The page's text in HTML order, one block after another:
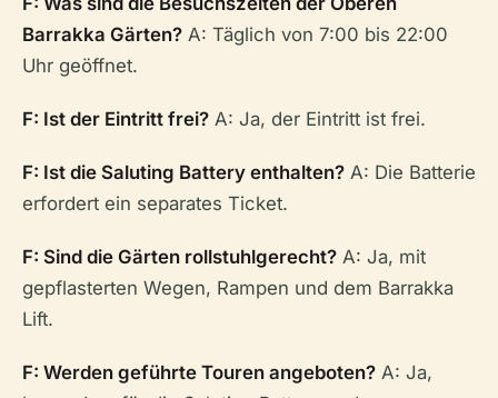
Barrakka Gärten? A: Täglich von 7:00 bis 22:00
Uhr geöffnet.
F: Ist der Eintritt frei? A: Ja, der Eintritt ist frei.
F: Ist die Saluting Battery enthalten? A: Die Batterie
erfordert ein separates Ticket.
F: Sind die Gärten rollstuhlgerecht? A: Ja, mit
gepflasterten Wegen, Rampen und dem Barrakka
Lift.
F: Werden geführte Touren angeboten? A: Ja,